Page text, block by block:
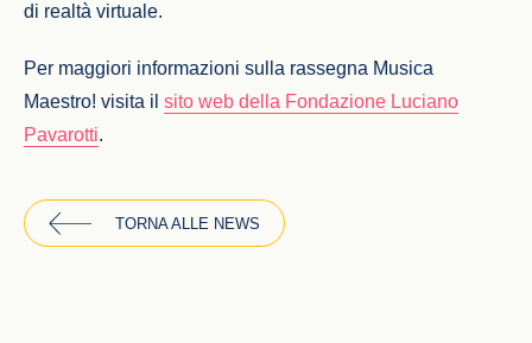
di realtà virtuale.
Per maggiori informazioni sulla rassegna Musica
Maestro! visita il sito web della Fondazione Luciano
Pavarotti.
TORNA ALLE NEWS